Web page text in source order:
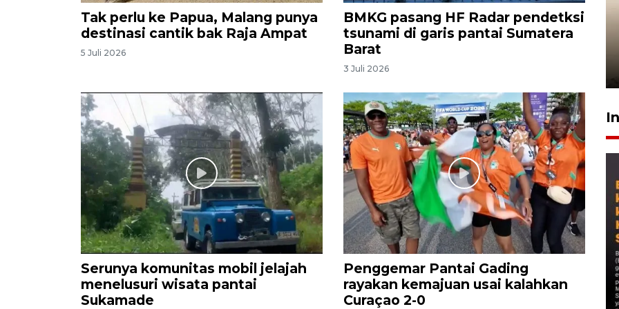
Tak perlu ke Papua, Malang punya
destinasi cantik bak Raja Ampat
5 Juli 2026
BMKG pasang HF Radar pendetksi
tsunami di garis pantai Sumatera
Barat
3 Juli 2026
Serunya komunitas mobil jelajah
menelusuri wisata pantai
Sukamade
Penggemar Pantai Gading
rayakan kemajuan usai kalahkan
Curaçao 2-0
Gabung Persebaya, striker
timnas Ramadhan Sananta
kembali asah naluri
9 Juli 2026